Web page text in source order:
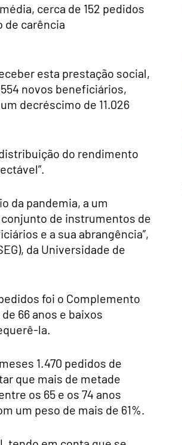
cerca de 152 pedidos
de carência
esta prestação social,
novos beneficiários,
decréscimo de 11.026
do rendimento
da pandemia, a um
de instrumentos de
e a sua abrangência”,
da Universidade de
foi o Complemento
66 anos e baixos
la.
1.470 pedidos de
que mais de metade
os 65 e os 74 anos
um peso de mais de 61%.